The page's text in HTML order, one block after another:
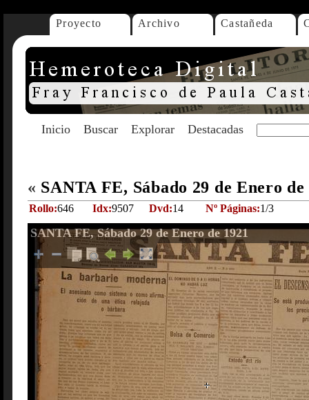
Proyecto Archivo Castañeda
Inicio Buscar Explorar Destacadas
« SANTA FE, Sábado 29 de Enero
Rollo:646 Idx:9507 Dvd:14 Nº Páginas:1/3
SANTA FE, Sábado 29 de Enero de 1921